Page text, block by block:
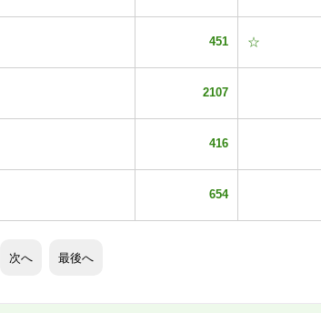
451 ☆
2107
416
654
次へ 最後へ